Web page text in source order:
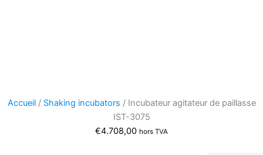
Accueil/ Shaking incubators / Incubateur agitateur de paillasse
IST-3075
€4.708,00 hors TVA